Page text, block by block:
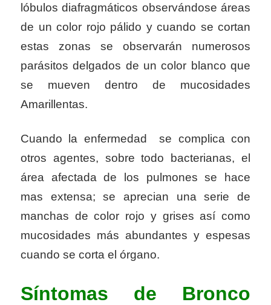
lóbulos diafragmáticos observándose áreas
de un color rojo pálido y cuando se cortan
estas zonas se observarán numerosos
parásitos delgados de un color blanco que
se mueven dentro de mucosidades
Amarillentas.
Cuando la enfermedad se complica con
otros agentes, sobre todo bacterianas, el
área afectada de los pulmones se hace
mas extensa; se aprecian una serie de
manchas de color rojo y grises así como
mucosidades más abundantes y espesas
cuando se corta el órgano.
Síntomas de Bronco